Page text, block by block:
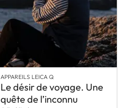
APPAREILS LEICA Q
Le désir de voyage. Une
quête de l’inconnu